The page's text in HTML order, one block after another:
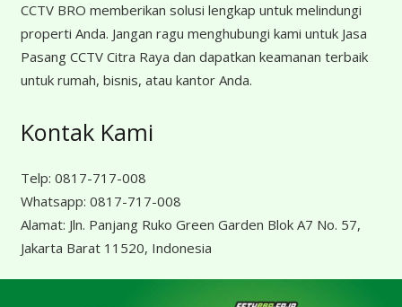
CCTV BRO memberikan solusi lengkap untuk melindungi
properti Anda. Jangan ragu menghubungi kami untuk Jasa
Pasang CCTV Citra Raya dan dapatkan keamanan terbaik
untuk rumah, bisnis, atau kantor Anda.
Kontak Kami
Telp: 0817-717-008
Whatsapp: 0817-717-008
Alamat: Jln. Panjang Ruko Green Garden Blok A7 No. 57,
Jakarta Barat 11520, Indonesia